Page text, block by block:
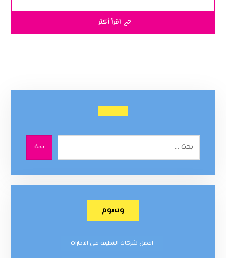
اقرأ أكثر
بحث
وسوم
افضل شركات التنظيف في الامارات